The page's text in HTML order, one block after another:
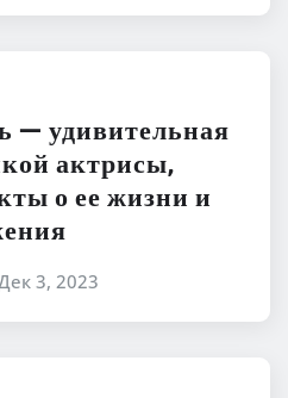
— удивительная
актрисы,
о ее жизни и
3, 2023